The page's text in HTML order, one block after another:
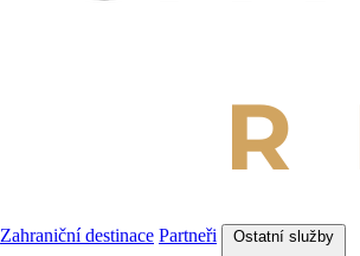
Zahraniční destinace Partneři Ostatní služby